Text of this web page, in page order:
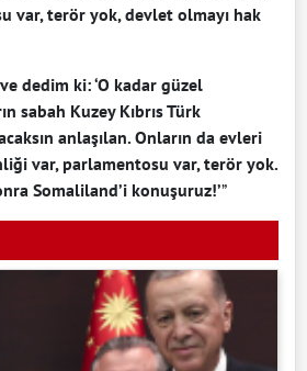
var, terör yok, devlet olmayı hak
dedim ki: ‘O kadar güzel
sabah Kuzey Kıbrıs Türk
anlaşılan. Onların da evleri
var, parlamentosu var, terör yok.
Somaliland’i konuşuruz!’”